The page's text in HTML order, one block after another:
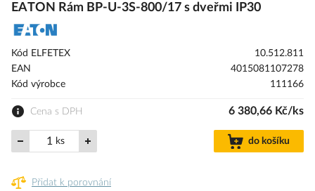
na
galerie
s
EATON Rám BP-U-3S-800/17 s dveřmi IP30
Kód ELFETEX
10.512.811
EAN
4015081107278
Kód výrobce
111166
Cena s DPH 6 380,66 Kč/ks
ks do košíku
Přidat k porovnání